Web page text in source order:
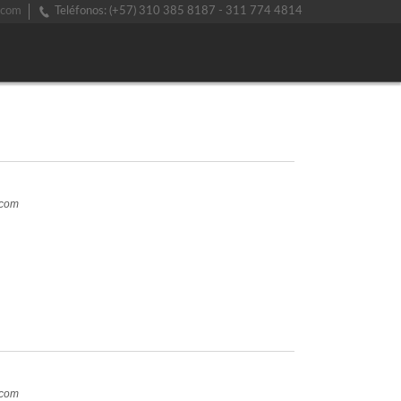
Teléfonos: (+57) 310 385 8187 - 311 774 4814